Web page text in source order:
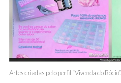
Artes criadas pelo perfil “Vivenda do Bócio”.